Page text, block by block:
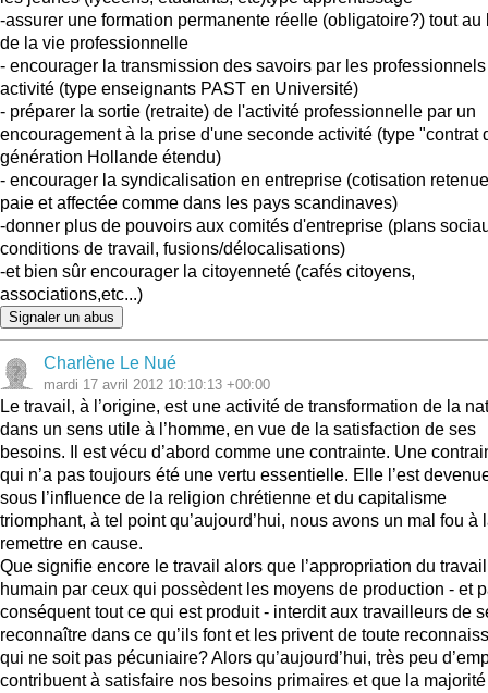
-assurer une formation permanente réelle (obligatoire?) tout au
de la vie professionnelle
- encourager la transmission des savoirs par les
activité (type enseignants PAST en Université)
- préparer la sortie (retraite) de l'activité professionnelle par un
encouragement à la prise d'une seconde activité (type "contrat
génération Hollande étendu)
- encourager la syndicalisation en entreprise (cotisation
paie et affectée comme dans les pays scandinaves)
-donner plus de pouvoirs aux comités d'entreprise (plans
conditions de travail, fusions/délocalisations)
-et bien sûr encourager la citoyenneté (cafés citoyens,
associations,etc...)
Signaler un abus
Charlène Le Nué
mardi 17 avril 2012 10:10:13 +00:00
Le travail, à l’origine, est une activité de transformation de la
dans un sens utile à l’homme, en vue de la satisfaction de ses
besoins. Il est vécu d’abord comme une contrainte. Une
qui n’a pas toujours été une vertu essentielle. Elle l’est
sous l’influence de la religion chrétienne et du capitalisme
triomphant, à tel point qu’aujourd’hui, nous avons un mal fou à
remettre en cause.
Que signifie encore le travail alors que l’appropriation du travail
humain par ceux qui possèdent les moyens de production - et
conséquent tout ce qui est produit - interdit aux travailleurs de
reconnaître dans ce qu’ils font et les privent de toute
qui ne soit pas pécuniaire? Alors qu’aujourd’hui, très peu
contribuent à satisfaire nos besoins primaires et que la